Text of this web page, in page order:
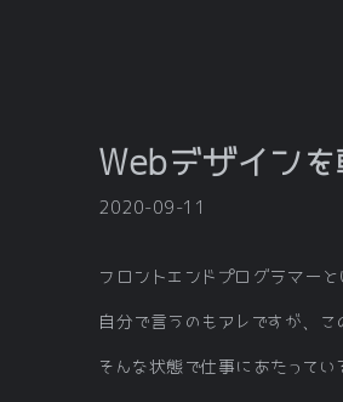
Webデザイン
2020-09-11
フロントエンドプログラマー
自分で言うのもアレですが、
そんな状態で仕事にあたってい